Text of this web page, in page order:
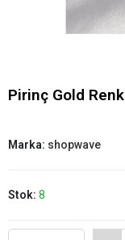
Pirinç Gold
Marka: shopwave
Stok: 8